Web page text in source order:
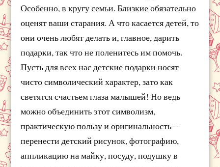
Особенно, в кругу семьи. Близкие обязательно
оценят ваши старания. А что касается детей, то
они очень любят делать и, главное, дарить
подарки, так что не поленитесь им помочь.
Пусть для всех нас детские подарки носят
чисто символический характер, зато как
светятся счастьем глаза малышей! Но ведь
можно объединить этот символизм,
практическую пользу и оригинальность –
перенести детский рисунок, фотографию,
аппликацию на майку, посуду, подушку в